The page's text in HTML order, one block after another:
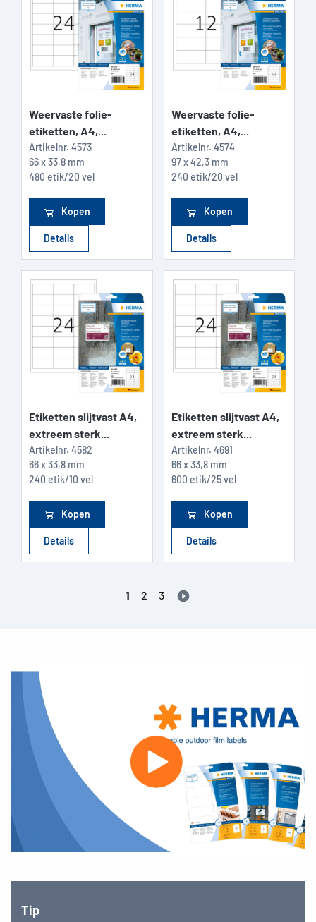
Weervaste folie-
etiketten, A4,...
Artikelnr. 4573
66 x 33,8 mm
480 etik/20 vel
Kopen
Details
Weervaste folie-
etiketten, A4,...
Artikelnr. 4574
97 x 42,3 mm
240 etik/20 vel
Kopen
Details
Etiketten slijtvast A4,
extreem sterk...
Artikelnr. 4582
66 x 33,8 mm
240 etik/10 vel
Kopen
Details
Etiketten slijtvast A4,
extreem sterk...
Artikelnr. 4691
66 x 33,8 mm
600 etik/25 vel
Kopen
Details
1 2 3
Tip